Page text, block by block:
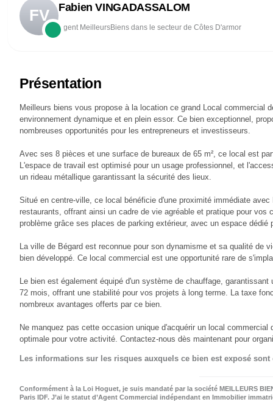
FV Fabien VINGADASSALOM
Agent MeilleursBiens dans le secteur de Côtes D'armor
Présentation
Meilleurs biens vous propose à la location ce grand Local commercial
environnement dynamique et en plein essor. Ce bien exceptionnel,
nombreuses opportunités pour les entrepreneurs et investisseurs.
Avec ses 8 pièces et une surface de bureaux de 65 m², ce local est
L'espace de travail est optimisé pour un usage professionnel, et
un rideau métallique garantissant la sécurité des lieux.
Situé en centre-ville, ce local bénéficie d'une proximité immédiate
restaurants, offrant ainsi un cadre de vie agréable et pratique pour
problème grâce ses places de parking extérieur, avec un espace dédié
La ville de Bégard est reconnue pour son dynamisme et sa qualité
bien développé. Ce local commercial est une opportunité rare de
Le bien est également équipé d'un système de chauffage,
72 mois, offrant une stabilité pour vos projets à long terme. La taxe
nombreux avantages offerts par ce bien.
Ne manquez pas cette occasion unique d'acquérir un local
optimale pour votre activité. Contactez-nous dès maintenant pour
Les informations sur les risques auxquels ce bien est exposé
Conformément à la Loi Hoguet, je suis mandaté par la société MEILLEURS
Paris IDF. J’ai le statut d’Agent Commercial indépendant en Immobilier